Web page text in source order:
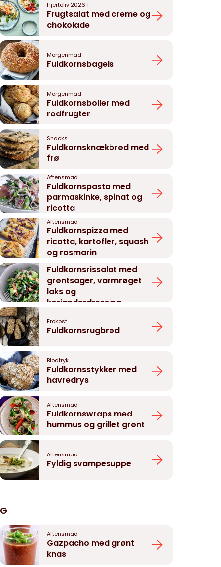
Hjerteliv 2026 1
Frugtsalat med creme og
chokolade
Morgenmad
Fuldkornsbagels
Morgenmad
Fuldkornsboller med
rodfrugter
Snacks
Fuldkornsknækbrød med
frø
Aftensmad
Fuldkornspasta med
parmaskinke, spinat og
ricotta
Aftensmad
Fuldkornspizza med
ricotta, kartofler, squash
og rosmarin
Fuldkornsrissalat med
grøntsager, varmrøget
laks og
korianderdressing
Frokost
Fuldkornsrugbrød
Blodtryk
Fuldkornsstykker med
havredrys
Aftensmad
Fuldkornswraps med
hummus og grillet grønt
Aftensmad
Fyldig svampesuppe
G
Aftensmad
Gazpacho med grønt
knas